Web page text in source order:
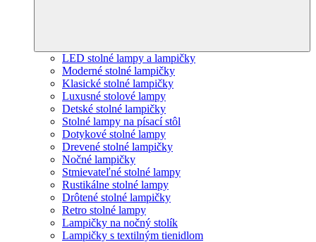
LED stolné lampy a lampičky
Moderné stolné lampičky
Klasické stolné lampičky
Luxusné stolové lampy
Detské stolné lampičky
Stolné lampy na písací stôl
Dotykové stolné lampy
Drevené stolné lampičky
Nočné lampičky
Stmievateľné stolné lampy
Rustikálne stolné lampy
Drôtené stolné lampičky
Retro stolné lampy
Lampičky na nočný stolík
Lampičky s textilným tienidlom